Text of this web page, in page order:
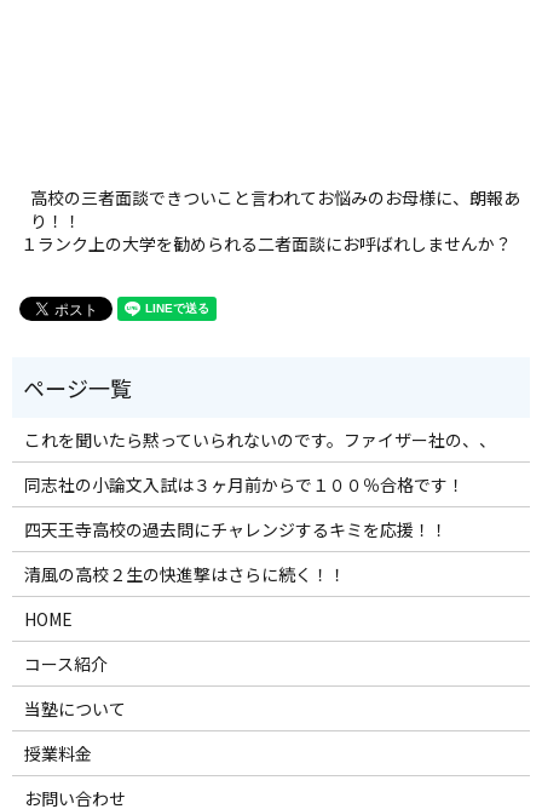
高校の三者面談できついこと言われてお悩みのお母様に、朗報あ
り！！
１ランク上の大学を勧められる二者面談にお呼ばれしませんか？
これを聞いたら黙っていられないのです。ファイザー社の、、
同志社の小論文入試は３ヶ月前からで１００％合格です！
四天王寺高校の過去問にチャレンジするキミを応援！！
清風の高校２生の快進撃はさらに続く！！
HOME
コース紹介
当塾について
授業料金
お問い合わせ